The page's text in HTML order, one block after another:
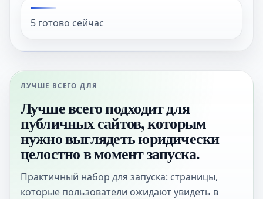
5 готово сейчас
ЛУЧШЕ ВСЕГО ДЛЯ
Лучше всего подходит для
публичных сайтов, которым
нужно выглядеть юридически
целостно в момент запуска.
Практичный набор для запуска: страницы,
которые пользователи ожидают увидеть в